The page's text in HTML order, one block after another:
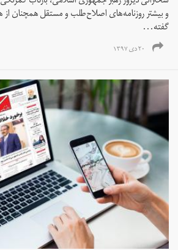
و بیشتر روزنامه‌های اصلاح‌طلب و مستقل همچنان
گفته...
۲۰ دی ۱۳۹۷